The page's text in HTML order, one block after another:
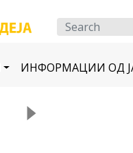
ИНФОРМАЦИИ ОД